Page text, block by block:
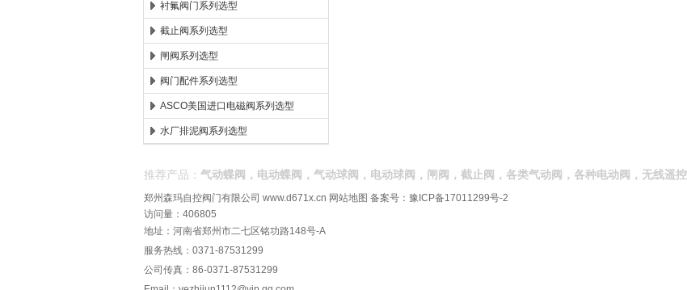
衬氟阀门系列选型
截止阀系列选型
闸阀系列选型
阀门配件系列选型
ASCO美国进口电磁阀系列选型
水厂排泥阀系列选型
推荐产品： 气动蝶阀，电动蝶阀，气动球阀，电动球阀，闸阀，截止阀，各类气动阀，各种电动阀，无线遥
郑州森玛自控阀门有限公司 www.d671x.cn 网站地图 备案号： 豫ICP备17011299号-2
访问量：406805
地址：河南省郑州市二七区铭功路148号-A
服务热线：0371-87531299
公司传真：86-0371-87531299